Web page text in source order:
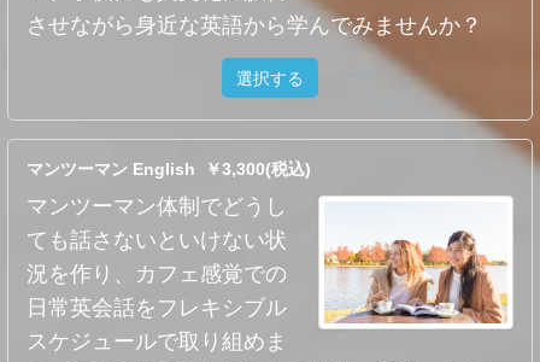
させながら身近な英語から学んでみませんか？
選択する
マンツーマン English ￥3,300(税込)
マンツーマン体制でどうし
ても話さないといけない状
況を作り、カフェ感覚での
日常英会話をフレキシブル
スケジュールで取り組めま